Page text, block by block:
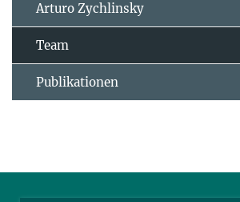
Arturo Zychlinsky
Team
Publikationen